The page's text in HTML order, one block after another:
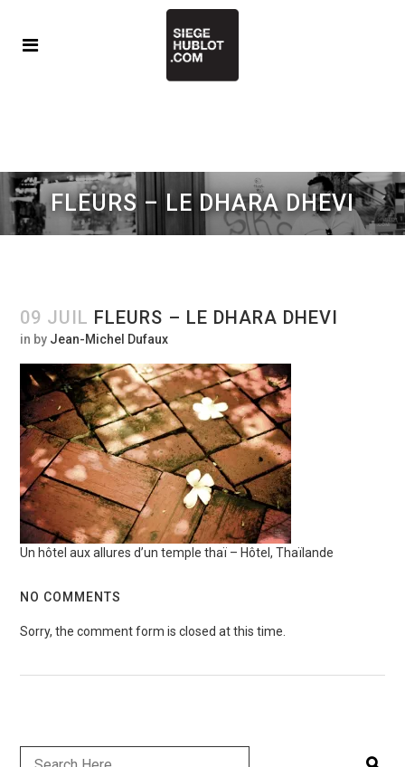
FLEURS – LE DHARA DHEVI
09 JUIL FLEURS – LE DHARA DHEVI
in by Jean-Michel Dufaux
Un hôtel aux allures d’un temple thaï – Hôtel, Thaïlande
NO COMMENTS
Sorry, the comment form is closed at this time.